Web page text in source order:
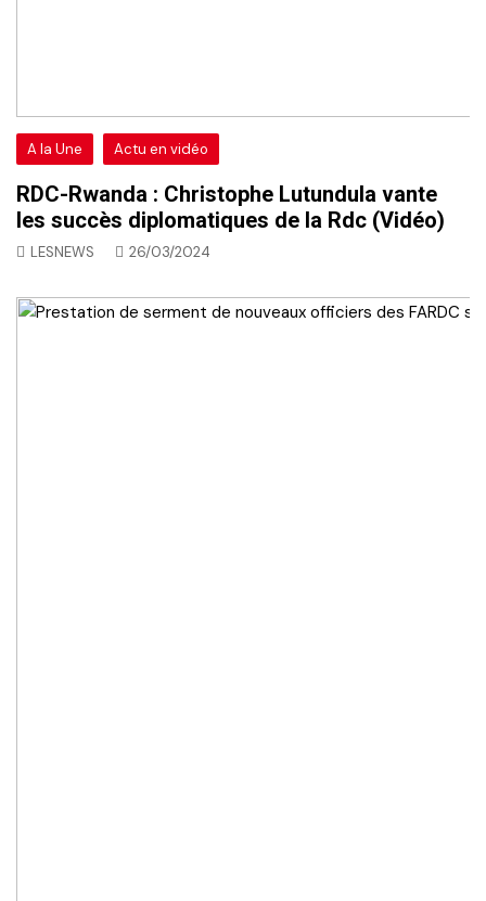
A la Une Actu en vidéo
RDC-Rwanda : Christophe Lutundula vante
les succès diplomatiques de la Rdc (Vidéo)
LESNEWS 26/03/2024